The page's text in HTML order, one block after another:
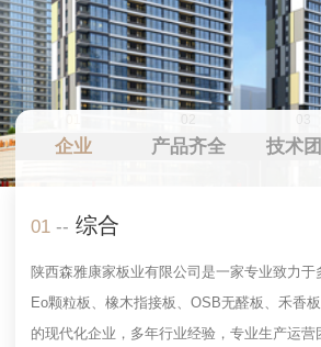
01 -- 综合
陕西森雅康家板业有限公司是一家专业致力于
Eo颗粒板、橡木指接板、OSB无醛板、禾香
的现代化企业，多年行业经验，专业生产运营
企业 产品齐全 技术